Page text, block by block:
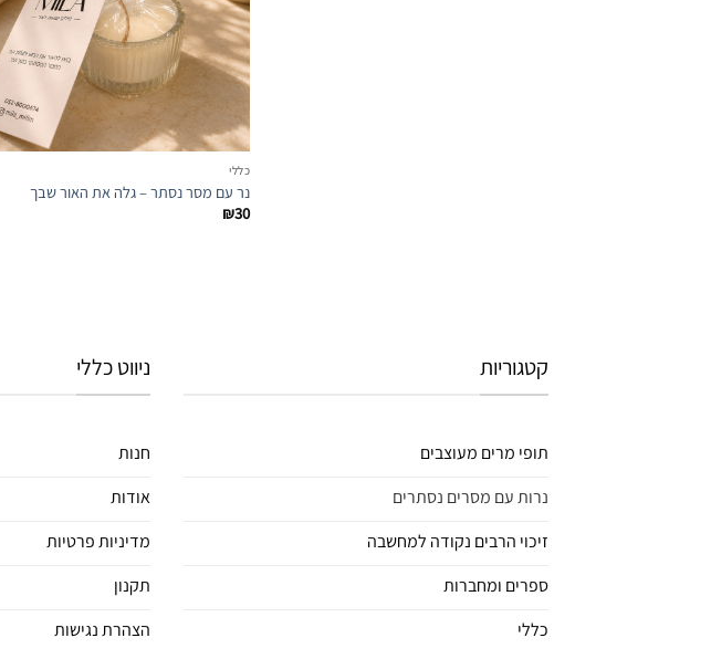
כללי
נר עם מסר נסתר – גלה את האור שבך
₪30
קטגוריות
תופי מרים מעוצבים
נרות עם מסרים נסתרים
זיכוי הרבים נקודה למחשבה
ספרים ומחברות
כללי
ניווט כללי
חנות
אודות
מדיניות פרטיות
תקנון
הצהרת נגישות